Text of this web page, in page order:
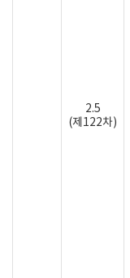
2.5
(제122차)